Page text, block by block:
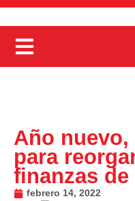
Año
para
finanzas
febrero 14, 2022